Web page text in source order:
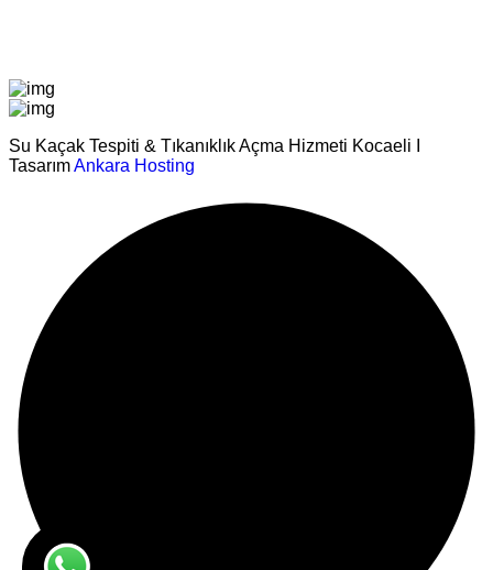
Su Kaçak Tespiti & Tıkanıklık Açma Hizmeti Kocaeli I
TasarımAnkara Hosting